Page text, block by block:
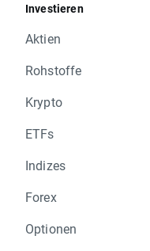
Investieren
Aktien
Rohstoffe
Krypto
ETFs
Indizes
Forex
Optionen